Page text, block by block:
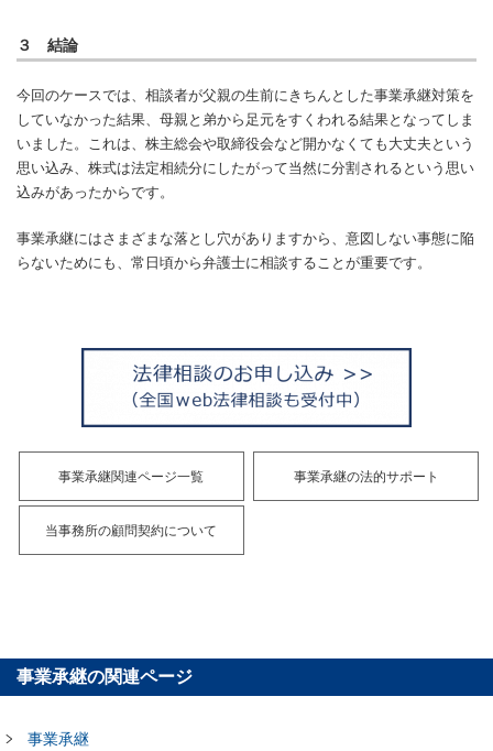
３ 結論
今回のケースでは、相談者が父親の生前にきちんとした事業承継対策を
していなかった結果、母親と弟から足元をすくわれる結果となってしま
いました。これは、株主総会や取締役会など開かなくても大丈夫という
思い込み、株式は法定相続分にしたがって当然に分割されるという思い
込みがあったからです。
事業承継にはさまざまな落とし穴がありますから、意図しない事態に陥
らないためにも、常日頃から弁護士に相談することが重要です。
事業承継関連ページ一覧 事業承継の法的サポート
当事務所の顧問契約について
事業承継の関連ページ
事業承継